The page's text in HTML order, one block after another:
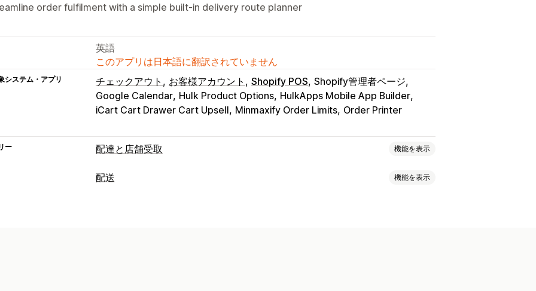
order fulfilment with a simple built-in delivery route planner
英語
このアプリは日本語に翻訳されていません
システム・アプリ チェックアウト お客様アカウント Shopify POS Shopify管理者ページ
Google Calendar Hulk Product Options HulkApps Mobile App Builder
iCart Cart Drawer Cart Upsell Minmaxify Order Limits Order Printer
ー 配達と店舗受取 機能を表示
配達オプション
配送 機能を表示